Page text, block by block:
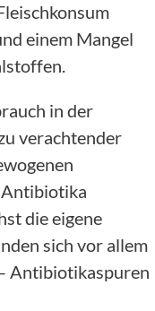
einem Mangel
in der
verachtender
die eigene
sich vor allem
Antibiotikaspuren